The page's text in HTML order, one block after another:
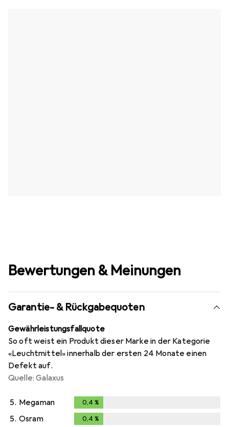
Bewertungen & Meinungen
Garantie- & Rückgabequoten
Gewährleistungsfallquote
So oft weist ein Produkt dieser Marke in der Kategorie
«Leuchtmittel» innerhalb der ersten 24 Monate einen
Defekt auf.
Quelle: Galaxus
5. Megaman 0,4 %
5. Osram 0,4 %